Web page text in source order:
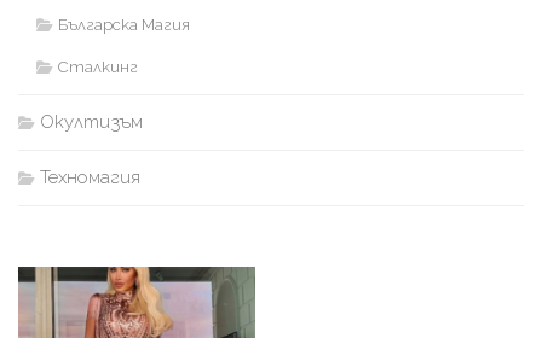
Българска Магия
Сталкинг
Окултизъм
Техномагия